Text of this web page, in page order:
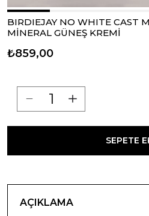
BIRDIEJAY NO WHITE CAST
MİNERAL GÜNEŞ KREMİ
₺859,00
SEPETE
AÇIKLAMA